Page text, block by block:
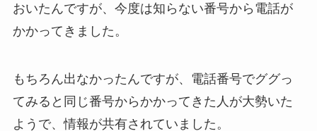
おいたんですが、今度は知らない番号から電話が
かかってきました。
もちろん出なかったんですが、電話番号でググっ
てみると同じ番号からかかってきた人が大勢いた
ようで、情報が共有されていました。